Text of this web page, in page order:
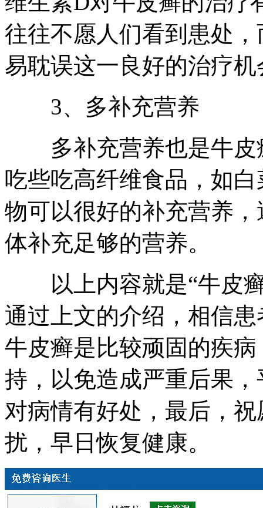
往往不愿人们看到患处
易耽误这一良好的治疗机
3、多补充营养
多补充营养也是牛皮
吃些吃高纤维食品，如
物可以很好的补充营养
体补充足够的营养。
以上内容就是“牛皮癣
通过上文的介绍，相信
牛皮癣是比较顽固的疾
持，以免造成严重后果
对病情有好处，最后，
扰，早日恢复健康。